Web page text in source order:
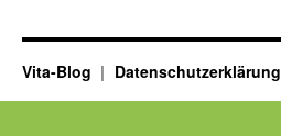
Vita-Blog Datenschutzerklärung